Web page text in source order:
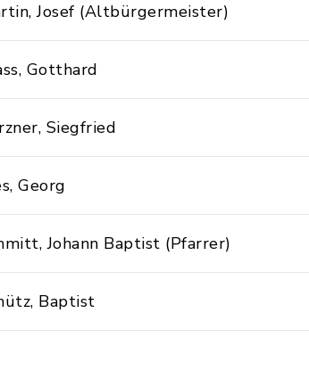
Josef (Altbürgermeister)
Gotthard
Siegfried
Georg
Johann Baptist (Pfarrer)
Baptist